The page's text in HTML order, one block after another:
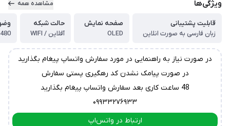
ویژگی‌ها مشاهده همه
قابلیت پشتیبانی
زبان فارسی به صورت انلاین
صفحه نمایش
OLED
حالت شبکه
آفلاین / WIFI
در صورت نیاز به راهنمایی در مورد سفارش واتساپ پیغام بگذارید
در صورت پیامک نشدن کد رهگیری پستی سفارش
48 ساعت کاری بعد سفارش واتساپ پیغام بگذارید
۰۹۹۳۳۲۷۶۹۳۳
ارتباط در واتس‌اپ